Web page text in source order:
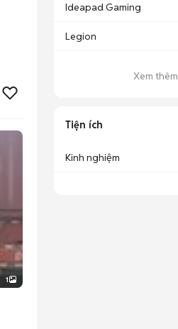
1
Ideapad Gaming
Legion
Xem thêm
Tiện ích
Kinh nghiệm